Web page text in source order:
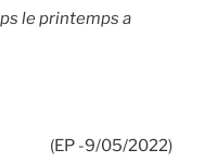
le printemps a
(EP -9/05/2022)